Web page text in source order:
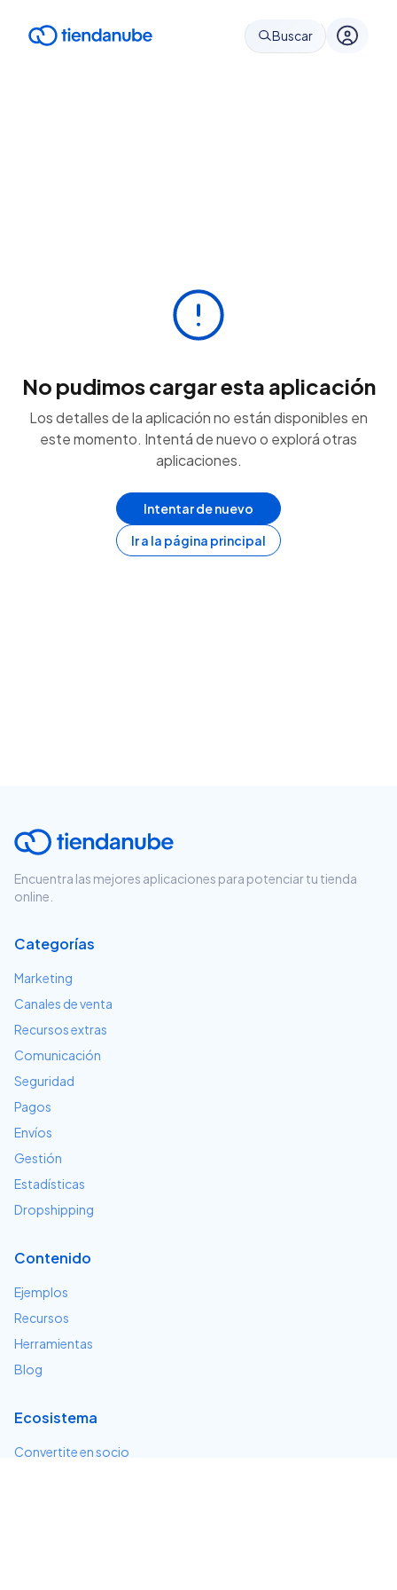
Buscar
No pudimos cargar esta aplicación
Los detalles de la aplicación no están disponibles en
este momento. Intentá de nuevo o explorá otras
aplicaciones.
Intentar de nuevo
Ir a la página principal
Encuentra las mejores aplicaciones para potenciar tu tienda
online.
Categorías
Marketing
Canales de venta
Recursos extras
Comunicación
Seguridad
Pagos
Envíos
Gestión
Estadísticas
Dropshipping
Contenido
Ejemplos
Recursos
Herramientas
Blog
Ecosistema
Convertite en socio